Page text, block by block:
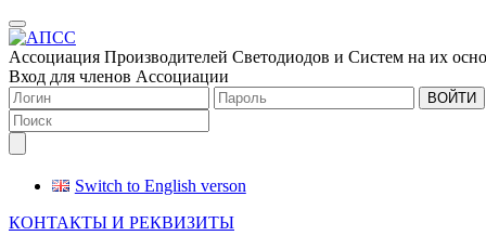
Меню
Ассоциация Производителей Светодиодов и Систем на их
Вход для членов Ассоциации
ВОЙТИ
Switch to English verson
КОНТАКТЫ И РЕКВИЗИТЫ